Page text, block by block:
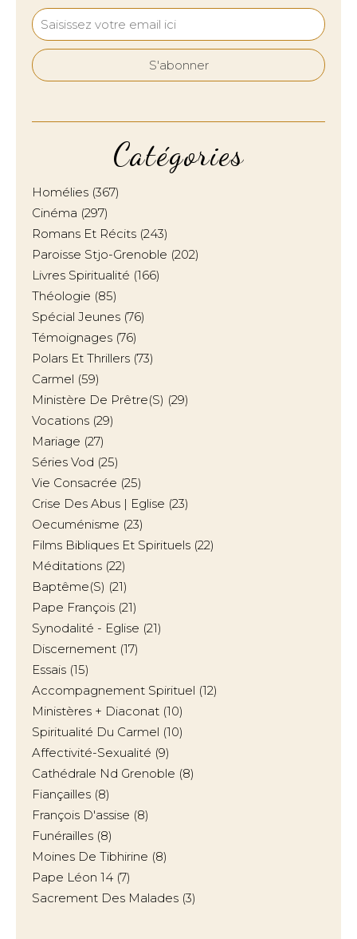
Catégories
Homélies (367)
Cinéma (297)
Romans Et Récits (243)
Paroisse Stjo-Grenoble (202)
Livres Spiritualité (166)
Théologie (85)
Spécial Jeunes (76)
Témoignages (76)
Polars Et Thrillers (73)
Carmel (59)
Ministère De Prêtre(s) (29)
Vocations (29)
Mariage (27)
Séries Vod (25)
Vie Consacrée (25)
Crise Des Abus | Eglise (23)
Oecuménisme (23)
Films Bibliques Et Spirituels (22)
Méditations (22)
Baptême(s) (21)
Pape François (21)
Synodalité - Eglise (21)
Discernement (17)
Essais (15)
Accompagnement Spirituel (12)
Ministères + Diaconat (10)
Spiritualité Du Carmel (10)
Affectivité-Sexualité (9)
Cathédrale Nd Grenoble (8)
Fiançailles (8)
François D'assise (8)
Funérailles (8)
Moines De Tibhirine (8)
Pape Léon 14 (7)
Sacrement Des Malades (3)